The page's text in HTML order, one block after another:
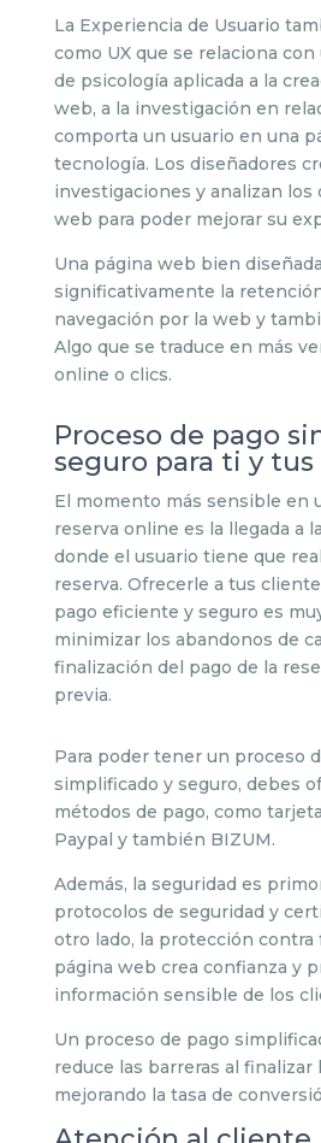
La Experiencia de Usuario
como UX que se relaciona
de psicología aplicada a la
web, a la investigación en
comporta un usuario en una
tecnología. Los diseñadores
investigaciones y analizan los
web para poder mejorar su
Una página web bien
significativamente la
navegación por la web y
Algo que se traduce en más
online o clics.
Proceso de pago
seguro para ti y
El momento más sensible en
reserva online es la llegada a
donde el usuario tiene que
reserva. Ofrecerle a tus
pago eficiente y seguro es
minimizar los abandonos de
finalización del pago de la
previa.
Para poder tener un proceso
simplificado y seguro, debes
métodos de pago, como
Paypal y también BIZUM.
Además, la seguridad es
protocolos de seguridad y
otro lado, la protección contra
página web crea confianza y
información sensible de los
Un proceso de pago
reduce las barreras al finalizar
mejorando la tasa de